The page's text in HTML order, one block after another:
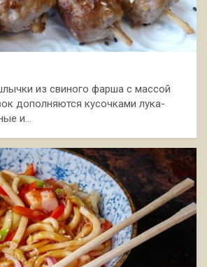
из свиного фарша с массой
дополняются кусочками лука-
и…